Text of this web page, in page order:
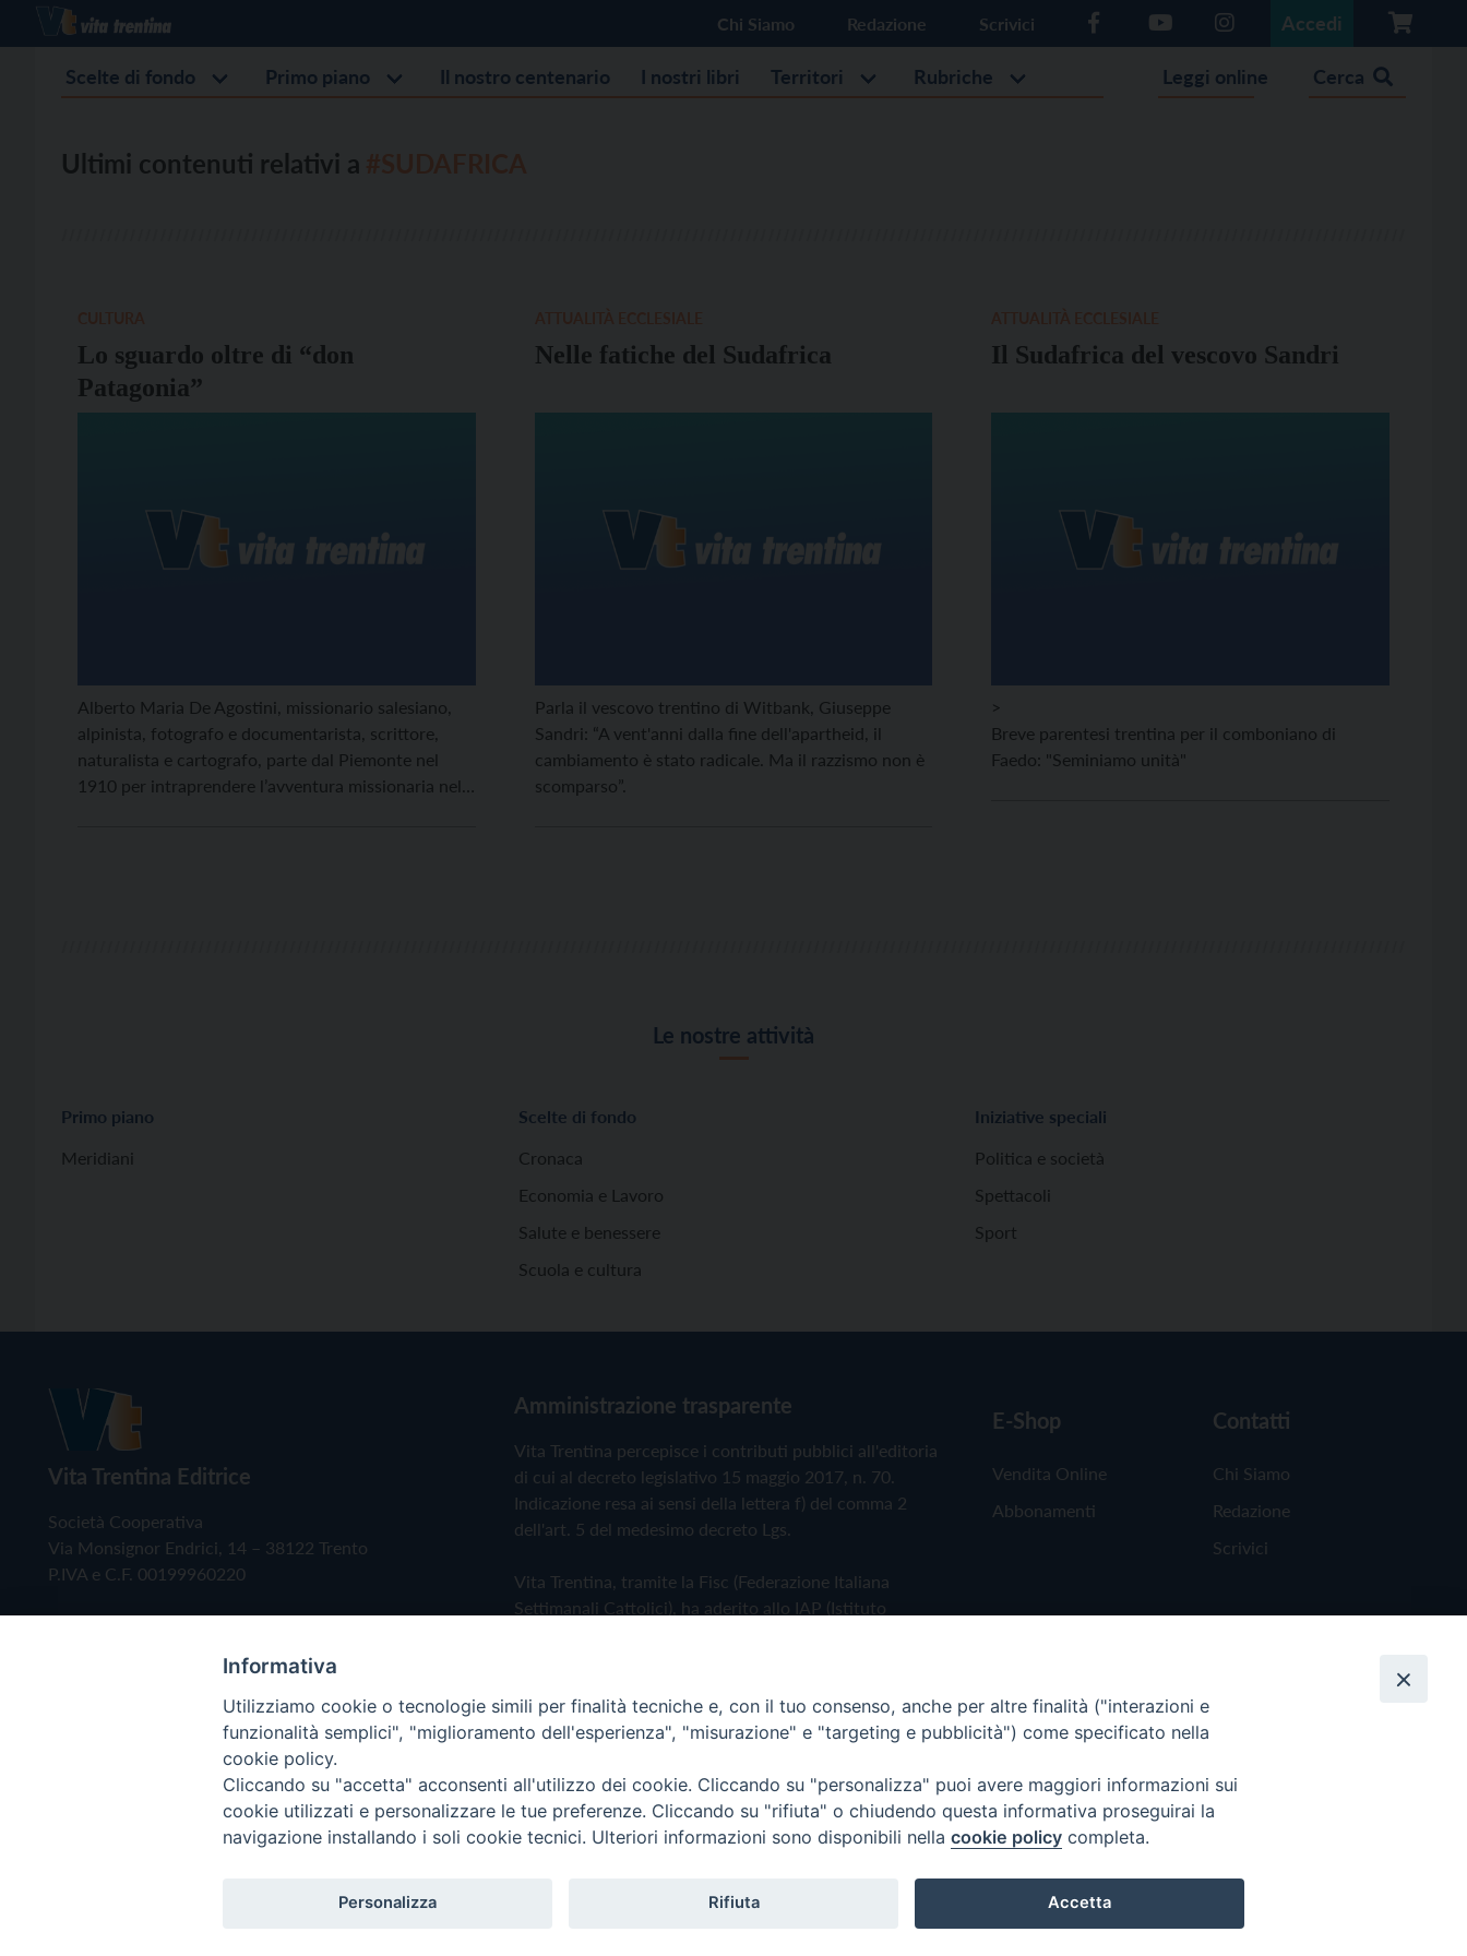
Chi Siamo Redazione Scrivici Accedi
Scelte di fondo Primo piano Il nostro centenario I nostri libri Territori Rubriche Leggi online Cerca
Ultimi contenuti relativi a
Lo sguardo oltre di “don
Patagonia”
Alberto Maria De Agostini, missionario salesiano,
alpinista, fotografo e documentarista, scrittore,
naturalista e cartografo, parte dal Piemonte nel
1910 per intraprendere l’avventura missionaria nelle
Nelle fatiche del Sudafrica
Parla il vescovo trentino di Witbank, Giuseppe
Sandri: “A vent'anni dalla fine dell'apartheid, il
cambiamento è stato radicale. Ma il razzismo non è
scomparso”.
Il Sudafrica del vescovo Sandri
>
Breve parentesi trentina per il comboniano di
Faedo: "Seminiamo unità"
Le nostre attività
Primo piano
Meridiani
Scelte di fondo
Cronaca
Economia e Lavoro
Salute e benessere
Scuola e cultura
Iniziative speciali
Politica e società
Spettacoli
Sport
Vita Trentina Editrice
Società Cooperativa
Via Monsignor Endrici, 14 – 38122 Trento
P.IVA e C.F. 00199960220
Amministrazione trasparente
Vita Trentina percepisce i contributi pubblici all'editoria
di cui al decreto legislativo 15 maggio 2017, n. 70.
Indicazione resa ai sensi della lettera f) del comma 2
dell'art. 5 del medesimo decreto Lgs.
Vita Trentina, tramite la Fisc (Federazione Italiana
Settimanali Cattolici), ha aderito allo IAP (Istituto
Privacy Policy Cookie Policy
E-Shop
Vendita Online
Abbonamenti
Contatti
Chi Siamo
Redazione
Scrivici
Copyright © 2019 - Tutti i diritti riservati - Vita Trentina Editrice
Informativa
Utilizziamo cookie o tecnologie simili per finalità tecniche e, con il tuo consenso, anche per altre finalità ("interazioni e
funzionalità semplici", "miglioramento dell'esperienza", "misurazione" e "targeting e pubblicità") come specificato nella
cookie policy.
Cliccando su "accetta" acconsenti all'utilizzo dei cookie. Cliccando su "personalizza" puoi avere maggiori informazioni sui
cookie utilizzati e personalizzare le tue preferenze. Cliccando su "rifiuta" o chiudendo questa informativa proseguirai la
navigazione installando i soli cookie tecnici. Ulteriori informazioni sono disponibili nella cookie policy completa.
Personalizza Rifiuta Accetta